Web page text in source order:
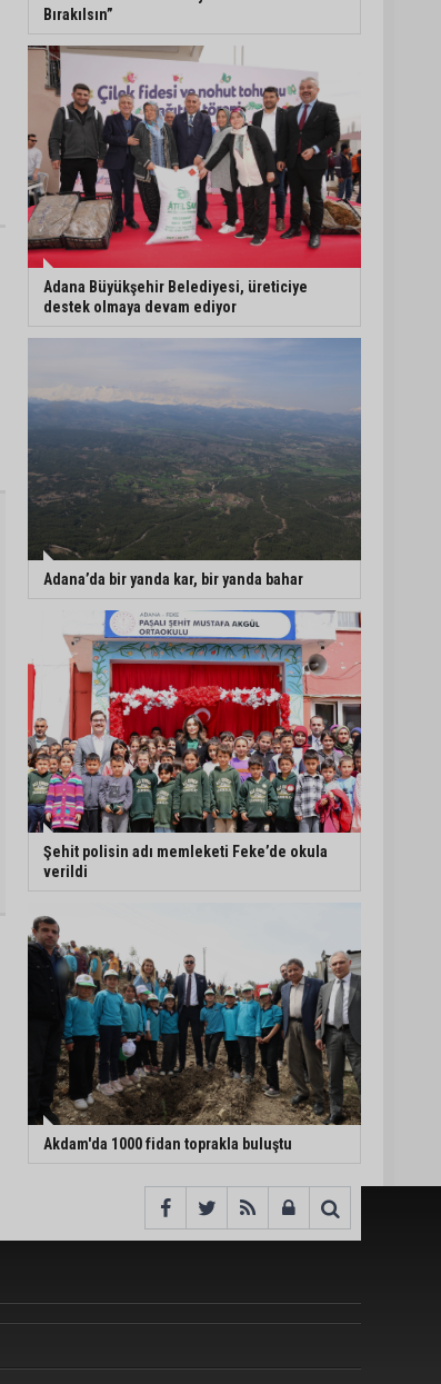
ASKİ'den Bakımyurdu
Caddesi'nde içme suyu
altyapısına güçlü yatırım
Müzeyyen Şevkin: "Yolcu
garantisi verilen
havalimanında 100
emekçi neden işten
çıkarılıyor?"
Bırakılsın”
Adana Büyükşehir Belediyesi, üreticiye
destek olmaya devam ediyor
Adana’da bir yanda kar, bir yanda bahar
Şehit polisin adı memleketi Feke’de okula
verildi
Akdam'da 1000 fidan toprakla buluştu